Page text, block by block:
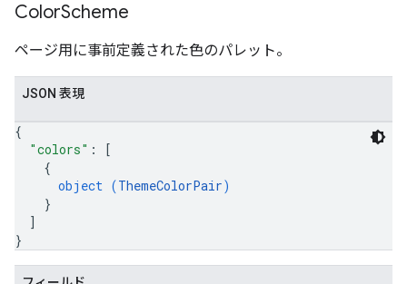
ColorScheme
ページ用に事前定義された色のパレット。
JSON 表現
{
"colors" :
[
{
object (ThemeColorPair)
}
]
}